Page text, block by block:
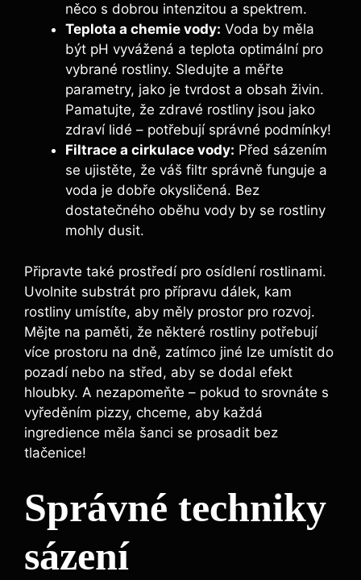
něco s dobrou intenzitou a ⁣spektrem.
Teplota a chemie vody: Voda ⁢by měla
být pH vyvážená⁣ a teplota⁤ optimální pro
vybrané rostliny. Sledujte a měřte
parametry, jako je tvrdost a obsah živin.
Pamatujte, že zdravé rostliny jsou jako
zdraví lidé – potřebují správné podmínky!
Filtrace ⁣a cirkulace vody: Před sázením​
se ujistěte, že váš filtr správně funguje⁣ a
voda‍ je dobře okysličená. Bez
dostatečného oběhu vody by ⁣se rostliny
mohly ‌dusit.
Připravte také prostředí ‍pro ‍osídlení ⁢rostlinami.
⁤Uvolnite substrát pro přípravu dálek, kam
rostliny umístíte, aby měly prostor pro rozvoj.
Mějte na⁣ paměti, že⁤ některé rostliny potřebují
více prostoru na dně, ⁣zatímco jiné ⁢lze umístit ‌do
pozadí nebo ​na střed, aby se dodal efekt
hloubky. A nezapomeňte – pokud to⁢ srovnáte s
vyředěním pizzy,‌ chceme, aby každá
ingredience měla šanci se prosadit ⁤bez
tlačenice!
Správné techniky
sázení